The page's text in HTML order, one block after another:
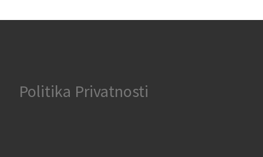
Politika Privatnosti